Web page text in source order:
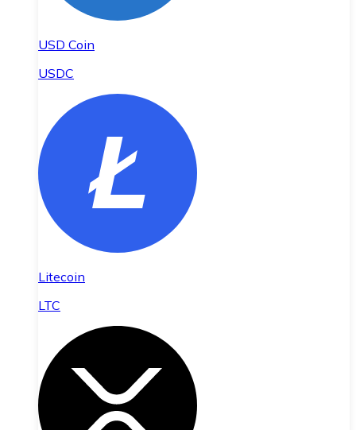
USD Coin
USDC
Litecoin
LTC